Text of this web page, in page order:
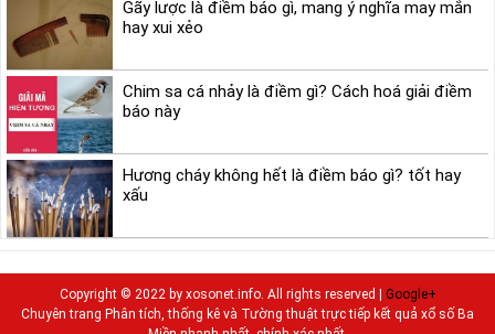
Gãy lược là điềm báo gì, mang ý nghĩa may mắn
hay xui xẻo
Chim sa cá nhảy là điềm gì? Cách hoá giải điềm
báo này
Hương cháy không hết là điềm báo gì? tốt hay
xấu
Copyright © 2022 by xosonet.info. All rights reserved | Google+
Chuyên trang Phân tích, thống kê và Tường thuật trực tiếp kết quả xổ số Ba